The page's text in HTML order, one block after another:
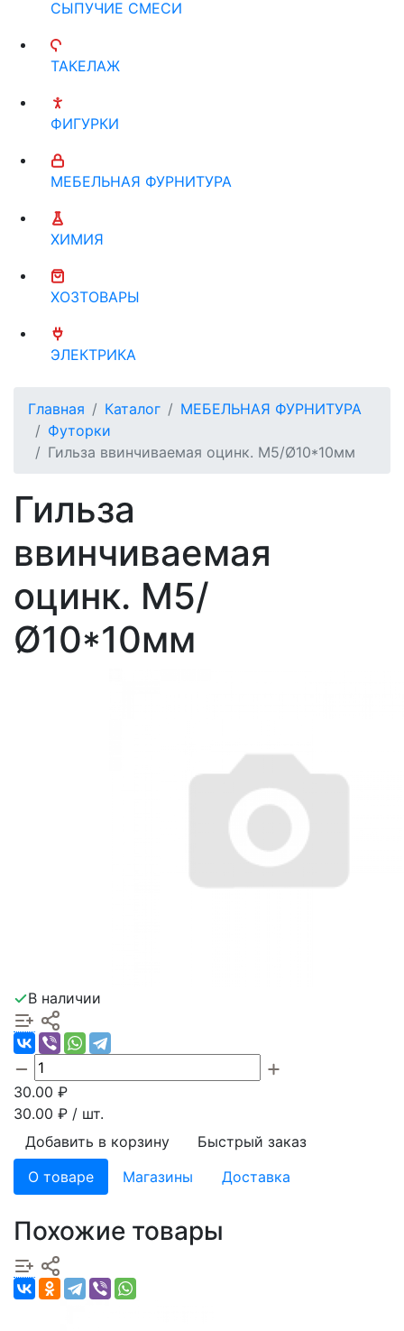
СЫПУЧИЕ СМЕСИ
ТАКЕЛАЖ
ФИГУРКИ
МЕБЕЛЬНАЯ ФУРНИТУРА
ХИМИЯ
ХОЗТОВАРЫ
ЭЛЕКТРИКА
Главная Каталог
МЕБЕЛЬНАЯ ФУРНИТУРА
Футорки
Гильза ввинчиваемая оцинк. М5/Ø10*10мм
Гильза
ввинчиваемая
оцинк. М5/
Ø10*10мм
В наличии
30.00 ₽
30.00 ₽ / шт.
Добавить в корзину
Быстрый заказ
О товаре
Магазины Доставка
Похожие товары